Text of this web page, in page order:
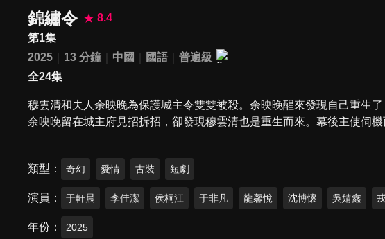
錦繡令
8.4
第1集
2025
13 分鐘 中國 國語
普遍級
全24集
穆雲清和夫人余映晚為保護城主令雙雙被殺。余映晚醒來發現自己重生
余映晚留在城主府見招拆招，卻發現穆雲清也是重生而來。幕後主使伺
類型 奇幻 愛情 古裝 短劇
演員 于軒晨 李佳潔 侯桐江 于非凡 龍馨悅 沈博懷 吳婧鑫
年份 2025